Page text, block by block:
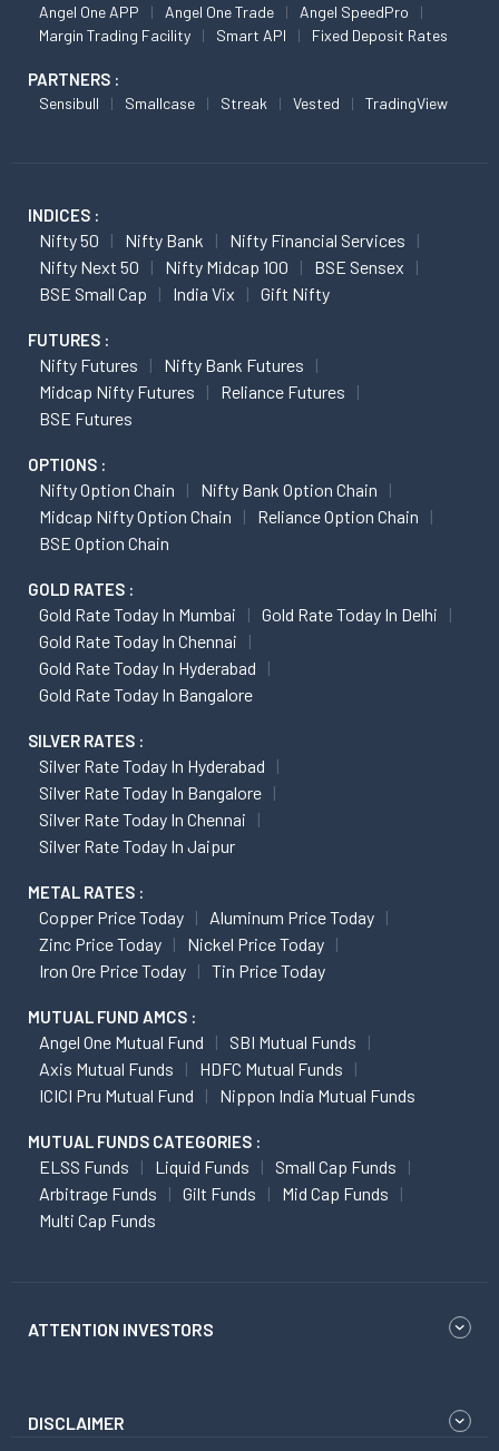
Angel One APP Angel One Trade
Angel SpeedPro
Margin Trading Facility
Smart API Fixed Deposit Rates
PARTNERS :
Sensibull Smallcase Streak Vested TradingView
INDICES :
Nifty 50 Nifty Bank
Nifty Financial Services
Nifty Next 50
Nifty Midcap 100
BSE Sensex
BSE Small Cap
India Vix Gift Nifty
FUTURES :
Nifty Futures
Nifty Bank Futures
Midcap Nifty Futures
Reliance Futures
BSE Futures
OPTIONS :
Nifty Option Chain
Nifty Bank Option Chain
Midcap Nifty Option Chain
Reliance Option Chain
BSE Option Chain
GOLD RATES :
Gold Rate Today In Mumbai
Gold Rate Today In Delhi
Gold Rate Today In Chennai
Gold Rate Today In Hyderabad
Gold Rate Today In Bangalore
SILVER RATES :
Silver Rate Today In Hyderabad
Silver Rate Today In Bangalore
Silver Rate Today In Chennai
Silver Rate Today In Jaipur
METAL RATES :
Copper Price Today
Aluminum Price Today
Zinc Price Today
Nickel Price Today
Iron Ore Price Today
Tin Price Today
MUTUAL FUND AMCS :
Angel One Mutual Fund
SBI Mutual Funds
Axis Mutual Funds
HDFC Mutual Funds
ICICI Pru Mutual Fund
Nippon India Mutual Funds
MUTUAL FUNDS CATEGORIES :
ELSS Funds Liquid Funds
Small Cap Funds
Arbitrage Funds
Gilt Funds
Mid Cap Funds
Multi Cap Funds
ATTENTION INVESTORS
DISCLAIMER